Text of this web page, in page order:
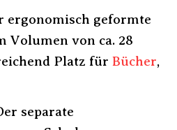
ergonomisch geformte
Volumen von ca. 28
Platz für Bücher,
separate